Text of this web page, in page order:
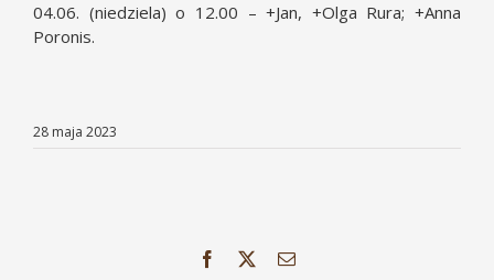
04.06. (niedziela) o 12.00 – +Jan, +Olga Rura; +Anna
Poronis.
28 maja 2023
Facebook Email